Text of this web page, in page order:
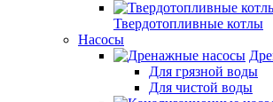
Твердотопливные котлы
Насосы
Для грязной воды
Для чистой воды